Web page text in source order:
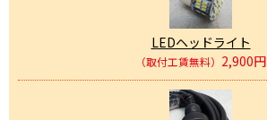
LEDヘッドライト
（取付工賃無料） 2,900円